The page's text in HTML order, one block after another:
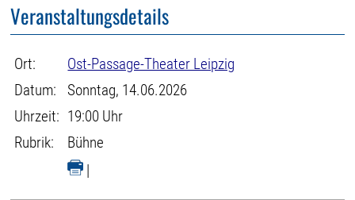
Veranstaltungsdetails
Ort:
Ost-Passage-Theater Leipzig
Datum:
Sonntag, 14.06.2026
Uhrzeit: 19:00 Uhr
Rubrik:
Bühne
|